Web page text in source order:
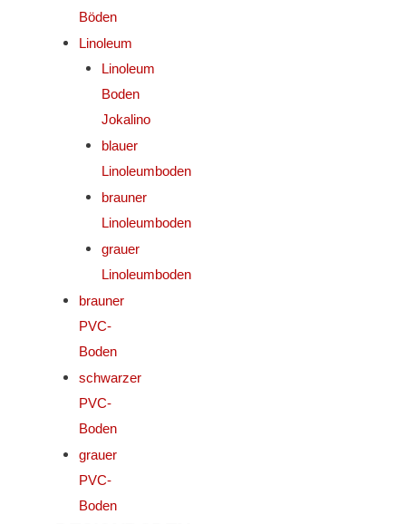
Böden
Linoleum
Linoleum
Boden
Jokalino
blauer
Linoleumboden
brauner
Linoleumboden
grauer
Linoleumboden
brauner
PVC-
Boden
schwarzer
PVC-
Boden
grauer
PVC-
Boden